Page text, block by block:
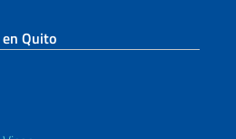
Quito